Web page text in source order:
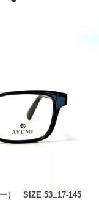
） SIZE 53□17-145